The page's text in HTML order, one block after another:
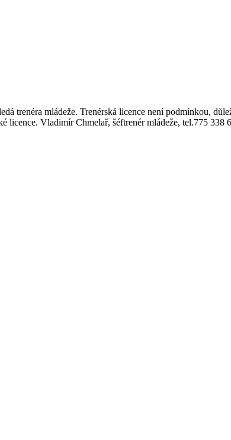
trenéra mládeže. Trenérská licence není podmínkou,
licence. Vladimír Chmelař, šéftrenér mládeže, tel.775 338